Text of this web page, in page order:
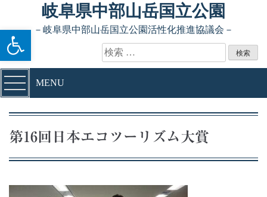
ツールバーを開く
Skip to content岐阜県中部山岳国立公園
－岐阜県中部山岳国立公園活性化推進協議会－
検索:
MENU
第16回日本エコツーリズム大賞